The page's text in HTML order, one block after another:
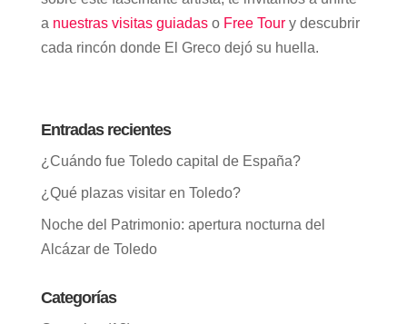
a nuestras visitas guiadaso Free Toury descubrir
cada rincón donde El Greco dejó su huella.
Entradas recientes
¿Cuándo fue Toledo capital de España?
¿Qué plazas visitar en Toledo?
Noche del Patrimonio: apertura nocturna del
Alcázar de Toledo
Categorías